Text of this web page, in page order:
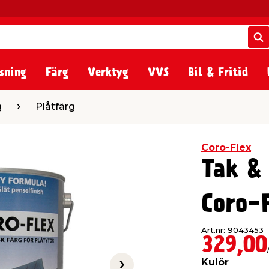
Färg Verktyg VVS Bil & Fritid
Plåtfärg
Coro-Flex
Tak
Coro-
Art.nr: 9043453
329,00
Kulör